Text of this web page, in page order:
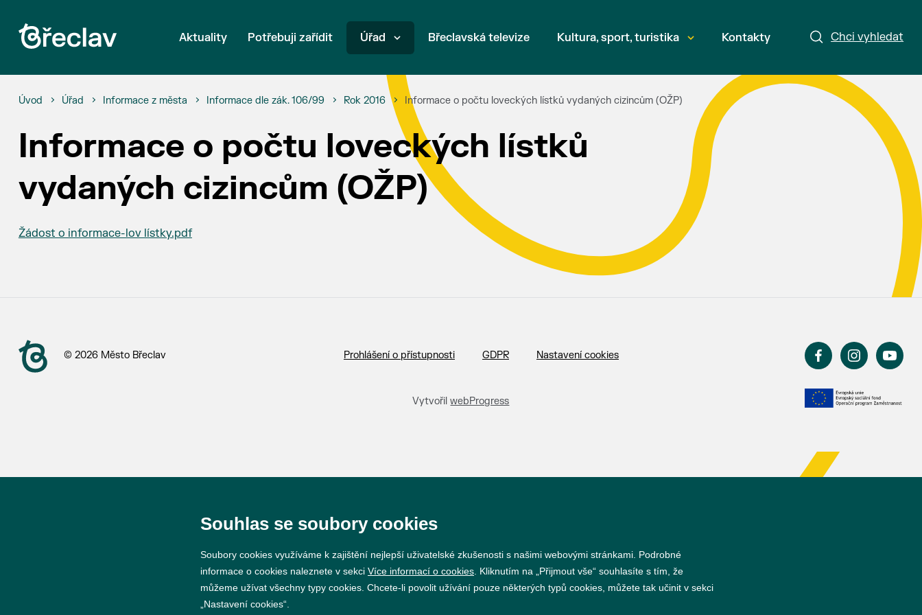
Chci vyhledat
Aktuality Potřebuji zařídit Úřad Břeclavská televize Kultura, sport, turistika Kontakty
Úvod Úřad Informace z města Informace dle zák. 106/99 Rok 2016 Informace o počtu loveckých lístků vydaných cizincům (OŽP)
Informace o počtu loveckých lístků
vydaných cizincům (OŽP)
Žádost o informace-lov lístky.pdf
© 2026 Město Břeclav Prohlášení o přístupnosti GDPR Nastavení cookies
VytvořilwebProgress
Souhlas se soubory cookies
Soubory cookies využíváme k zajištění nejlepší uživatelské zkušenosti s našimi webovými stránkami. Podrobné
informace o cookies naleznete v sekci Více informací o cookies . Kliknutím na „Přijmout vše“ souhlasíte s tím, že
můžeme užívat všechny typy cookies. Chcete-li povolit užívání pouze některých typů cookies, můžete tak učinit v sekci
„Nastavení cookies“.